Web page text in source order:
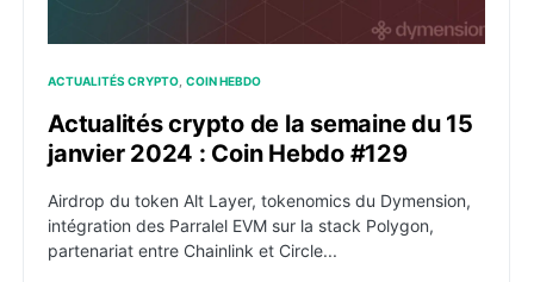
ACTUALITÉS CRYPTO COIN HEBDO
Actualités crypto de la semaine du 15
janvier 2024 : Coin Hebdo #129
Airdrop du token Alt Layer, tokenomics du Dymension,
intégration des Parralel EVM sur la stack Polygon,
partenariat entre Chainlink et Circle...